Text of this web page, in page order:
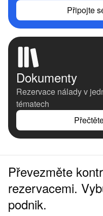
Připojte
Dokumenty
Rezervace nálady v
tématech
Převezměte
rezervacemi.
podnik.